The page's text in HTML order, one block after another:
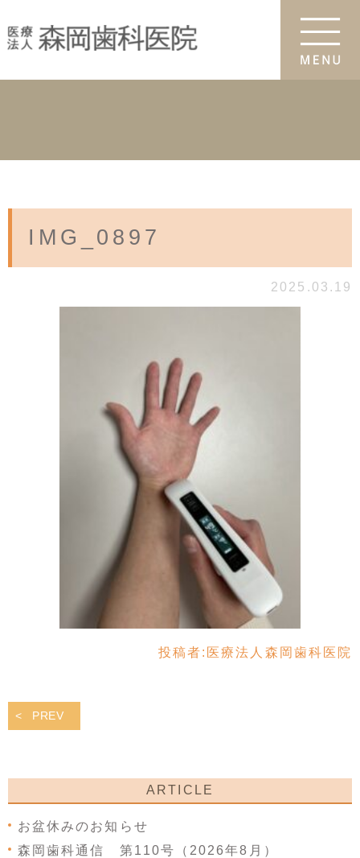
IMG_0897
2025.03.19
投稿者: 医療法人森岡歯科医院
PREV
ARTICLE
お盆休みのお知らせ
森岡歯科通信 第110号（2026年8月）